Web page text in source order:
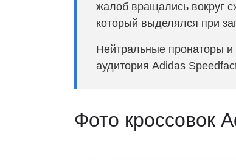
жалоб вращались вокруг
который выделялся при
Нейтральные пронаторы и
аудитория Adidas
Фото кроссовок